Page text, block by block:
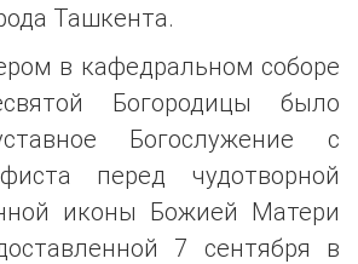
Ташкента.
в кафедральном соборе
Богородицы было
Богослужение с
перед чудотворной
иконы Божией Матери
7 сентября в